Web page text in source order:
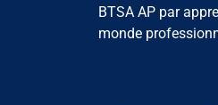
BTSA AP par
monde